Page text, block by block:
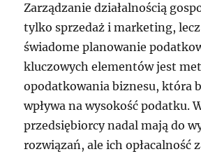
Zarządzanie działalnością
tylko sprzedaż i marketing,
świadome planowanie
kluczowych elementów jest
opodatkowania biznesu, która
wpływa na wysokość podatku.
przedsiębiorcy nadal mają do
rozwiązań, ale ich opłacalność